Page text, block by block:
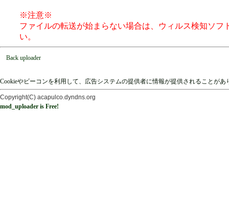
※注意※
ファイルの転送が始まらない場合は、ウィルス検知ソ
い。
Back uploader
Cookieやビーコンを利用して、広告システムの提供者に情報が提供されることが
Copyright(C) acapulco.dyndns.org
mod_uploader is Free!